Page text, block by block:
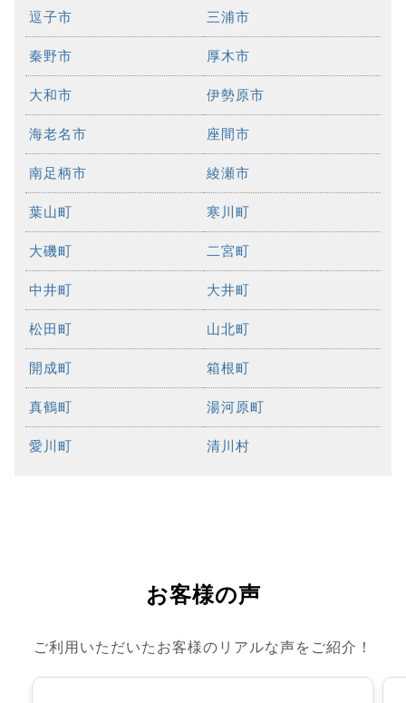
逗子市 三浦市
秦野市 厚木市
大和市 伊勢原市
海老名市 座間市
南足柄市 綾瀬市
葉山町 寒川町
大磯町 二宮町
中井町 大井町
松田町 山北町
開成町 箱根町
真鶴町 湯河原町
愛川町 清川村
お客様の声
ご利用いただいたお客様のリアルな声をご紹介！